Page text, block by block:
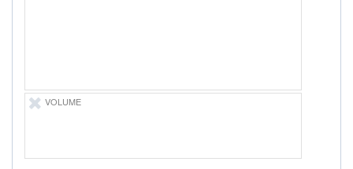
VOLUME